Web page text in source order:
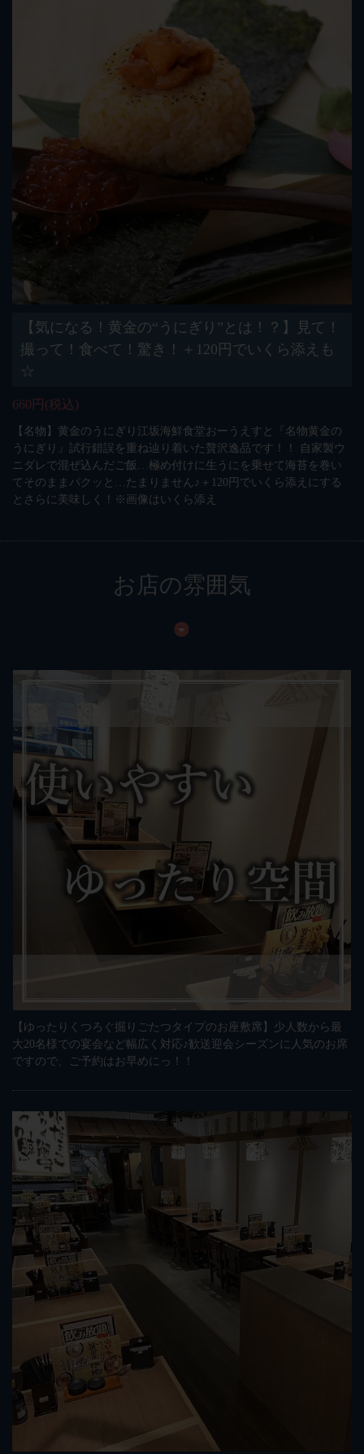
【気になる！黄金の“うにぎり”とは！？】見て！
撮って！食べて！驚き！＋120円でいくら添えも
☆
660円 (税込)
【名物】黄金のうにぎり江坂海鮮食堂おーうえすと『名物黄金の
うにぎり』試行錯誤を重ね辿り着いた贅沢逸品です！！ 自家製ウ
ニダレで混ぜ込んだご飯…極め付けに生うにを乗せて海苔を巻い
てそのままパクッと…たまりません♪＋120円でいくら添えにする
とさらに美味しく！※画像はいくら添え
お店の雰囲気
【ゆったりくつろぐ掘りごたつタイプのお座敷席】少人数から最
大20名様での宴会など幅広く対応♪歓送迎会シーズンに人気のお席
ですので、ご予約はお早めにっ！！